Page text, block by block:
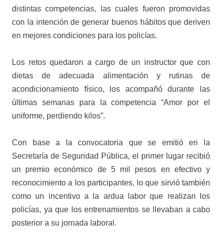
distintas competencias, las cuales fueron promovidas
con la intención de generar buenos hábitos que deriven
en mejores condiciones para los policías.
Los retos quedaron a cargo de un instructor que con
dietas de adecuada alimentación y rutinas de
acondicionamiento físico, los acompañó durante las
últimas semanas para la competencia “Amor por el
uniforme, perdiendo kilos”.
Con base a la convocatoria que se emitió en la
Secretaría de Seguridad Pública, el primer lugar recibió
un premio económico de 5 mil pesos en efectivo y
reconocimiento a los participantes, lo que sirvió también
como un incentivo a la ardua labor que realizan los
policías, ya que los entrenamientos se llevaban a cabo
posterior a su jornada laboral.